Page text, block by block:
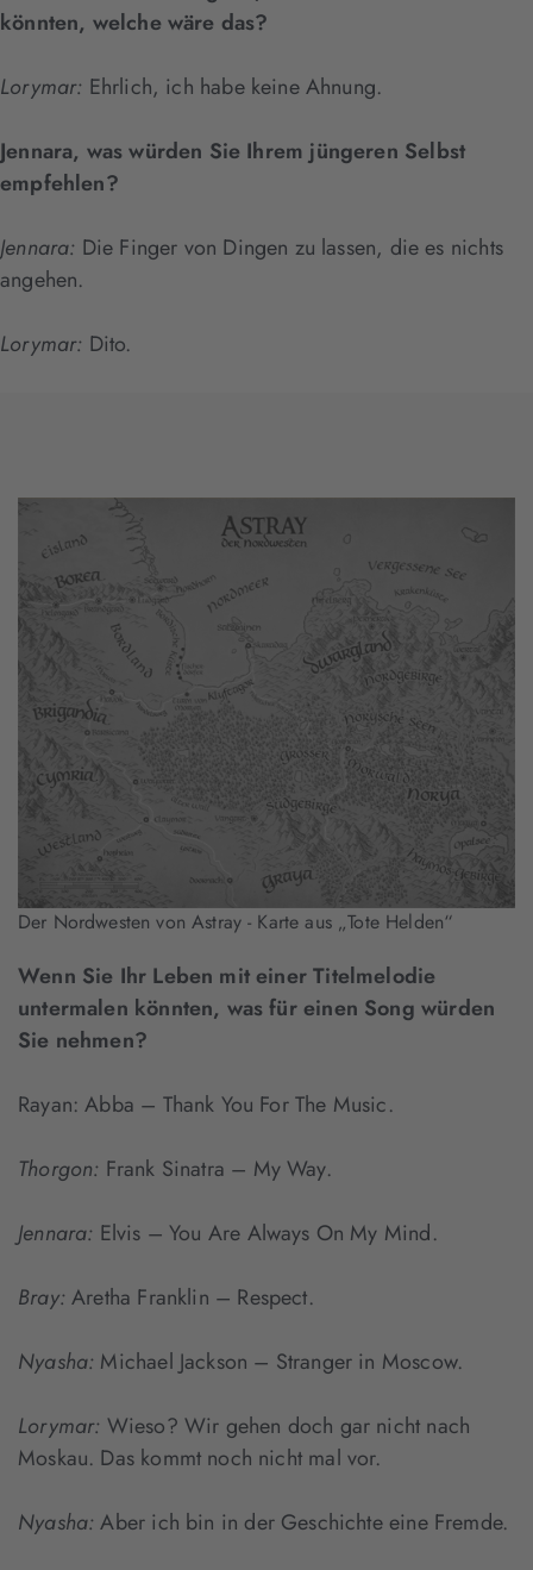
könnten, welche wäre das?
Lorymar: Ehrlich, ich habe keine Ahnung.
Jennara, was würden Sie Ihrem jüngeren Selbst
empfehlen?
Jennara: Die Finger von Dingen zu lassen, die es nichts
angehen.
Lorymar: Dito.
Der Nordwesten von Astray - Karte aus „Tote Helden“
Wenn Sie Ihr Leben mit einer Titelmelodie
untermalen könnten, was für einen Song würden
Sie nehmen?
Rayan: Abba – Thank You For The Music.
Thorgon: Frank Sinatra – My Way.
Jennara: Elvis – You Are Always On My Mind.
Bray: Aretha Franklin – Respect.
Nyasha: Michael Jackson – Stranger in Moscow.
Lorymar: Wieso? Wir gehen doch gar nicht nach
Moskau. Das kommt noch nicht mal vor.
Nyasha: Aber ich bin in der Geschichte eine Fremde.